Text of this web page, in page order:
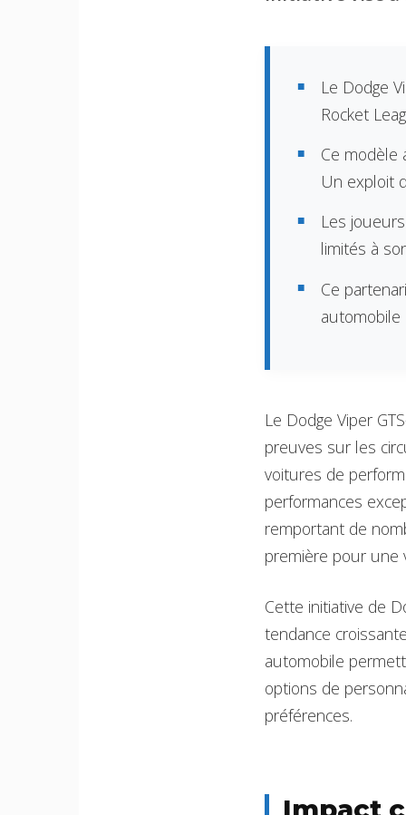
Le Dodge
Rocket
Ce modèle
Un exploit
Les
limités à
Ce
automobile
Le Dodge Viper
preuves sur les
voitures de
performances
remportant de
première pour une
Cette initiative de
tendance
automobile
options de
préférences.